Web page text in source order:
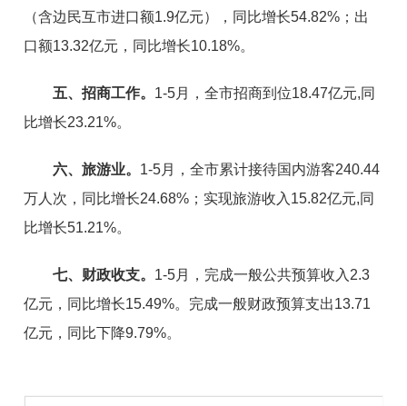
（含边民互市进口额1.9亿元），同比增长54.82%；出
口额13.32亿元，同比增长10.18%。
五、招商工作。 1-5月，全市招商到位18.47亿元,同
比增长23.21%。
六、旅游业。 1-5月，全市累计接待国内游客240.44
万人次，同比增长24.68%；实现旅游收入15.82亿元,同
比增长51.21%。
七、财政收支。 1-5月，完成一般公共预算收入2.3
亿元，同比增长15.49%。完成一般财政预算支出13.71
亿元，同比下降9.79%。